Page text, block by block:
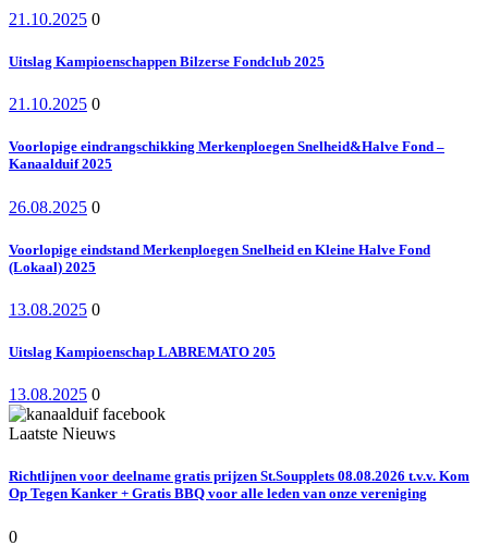
21.10.2025 0
Uitslag Kampioenschappen Bilzerse Fondclub 2025
21.10.2025 0
Voorlopige eindrangschikking Merkenploegen Snelheid&Halve Fond –
Kanaalduif 2025
26.08.2025 0
Voorlopige eindstand Merkenploegen Snelheid en Kleine Halve Fond
(Lokaal) 2025
13.08.2025 0
Uitslag Kampioenschap LABREMATO 205
13.08.2025 0
Laatste Nieuws
Richtlijnen voor deelname gratis prijzen St.Soupplets 08.08.2026 t.v.v. Kom
Op Tegen Kanker + Gratis BBQ voor alle leden van onze vereniging
0